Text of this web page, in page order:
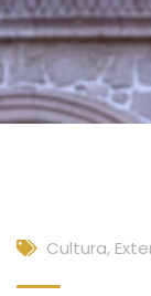
Cultura,